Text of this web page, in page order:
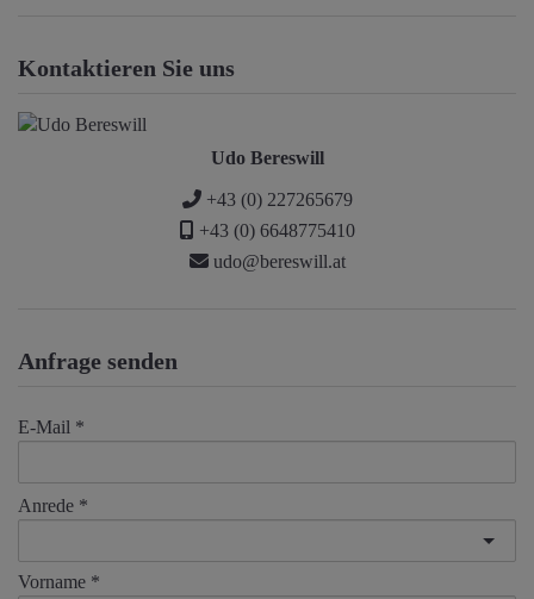
Kontaktieren Sie uns
Udo Bereswill
+43 (0) 227265679
+43 (0) 6648775410
udo@bereswill.at
Anfrage senden
E-Mail
Anrede
Vorname